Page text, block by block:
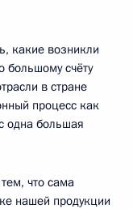
какие возникли
счёту
в стране
процесс как
одна большая
что сама
нашей продукции